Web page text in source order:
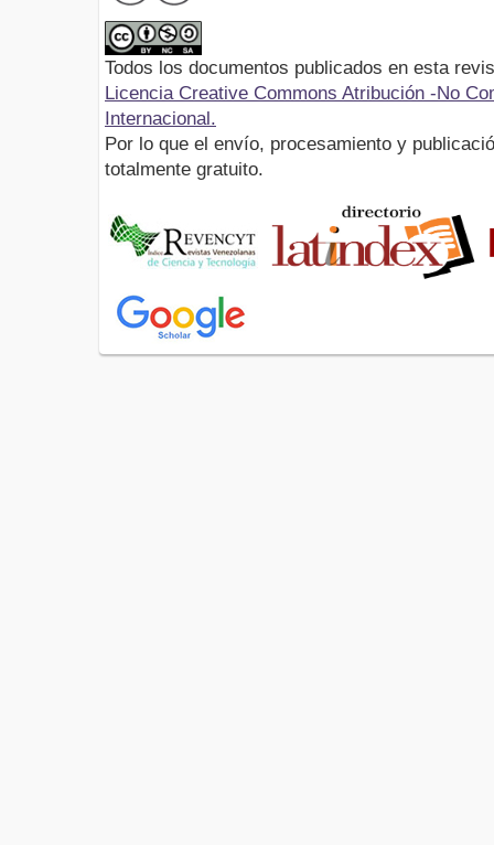
Todos los documentos publicados en esta
Licencia Creative Commons Atribución -No
Internacional.
Por lo que el envío, procesamiento y
totalmente gratuito.